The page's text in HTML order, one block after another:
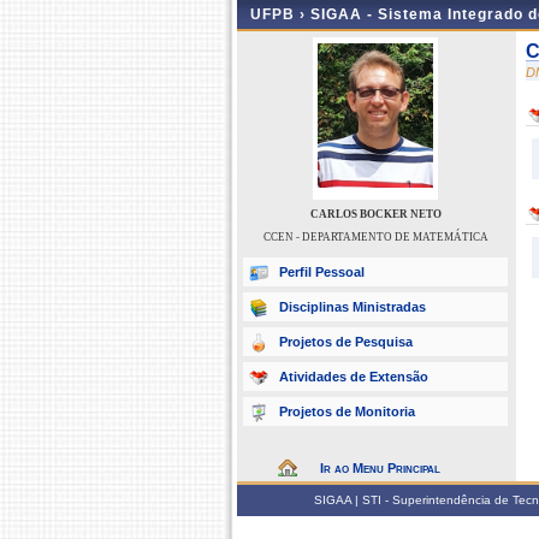
UFPB › SIGAA - Sistema Integrado
CARLOS BOCKER NETO
CCEN - DEPARTAMENTO DE MATEMÁTICA
Perfil Pessoal
Disciplinas Ministradas
Projetos de Pesquisa
Atividades de Extensão
Projetos de Monitoria
Ir ao Menu Principal
SIGAA | STI - Superintendência de